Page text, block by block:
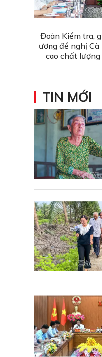
Đoàn Kiểm tra,
ương đề nghị
cao chất
TIN MỚI